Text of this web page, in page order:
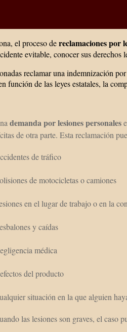
el proceso dereclamaciones por
evitable, conocer sus
reclamar una indemnización
función de las leyes estatales, la
demanda por lesiones personales
de otra parte. Esta reclamación
de tráfico
de motocicletas o camiones
en el lugar de trabajo o en la
y caídas
médica
del producto
situación en la que alguien
las lesiones son graves, el caso